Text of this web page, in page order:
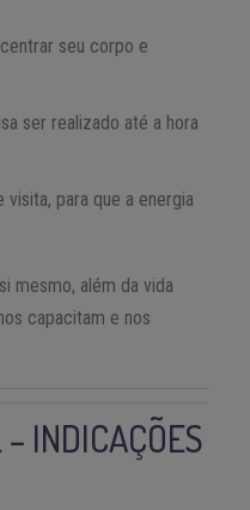
seu corpo e
ser realizado até a hora
para que a energia
mesmo, além da vida
capacitam e nos
INDICAÇÕES